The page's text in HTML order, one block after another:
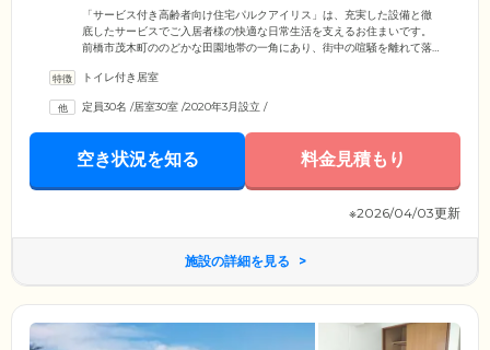
「サービス付き高齢者向け住宅パルクアイリス」は、充実した設備と徹
底したサービスでご入居者様の快適な日常生活を支えるお住まいです。
前橋市茂木町ののどかな田園地帯の一角にあり、街中の喧騒を離れて落
分とアクセスもよく、離れて暮らすご家族様やご友人様も気軽に面会に
宅」。そのため、ご入居にあたって高額な入居金はいただいていませ
ん。敷金も0円としていますので、費用面でお悩みの方もまずは一度ご相
トイレ付き居室
定員30名 /居室30室 /2020年3月設立 /
空き状況を知る 料金見積もり
※2026/04/03更新
施設の詳細を見る